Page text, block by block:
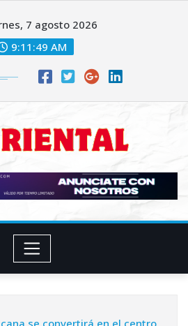
7 agosto 2026
9:11:51 AM
se convertirá en el centro